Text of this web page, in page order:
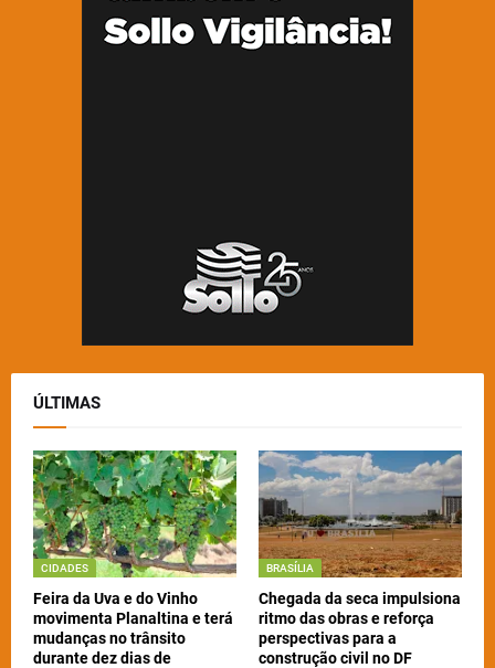
ÚLTIMAS
CIDADES
Feira da Uva e do Vinho
movimenta Planaltina e terá
mudanças no trânsito
durante dez dias de
BRASÍLIA
Chegada da seca impulsiona
ritmo das obras e reforça
perspectivas para a
construção civil no DF